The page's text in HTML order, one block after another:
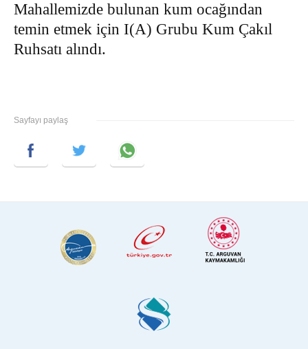
Mahallemizde bulunan kum ocağından
temin etmek için I(A) Grubu Kum Çakıl
Ruhsatı alındı.
Sayfayı paylaş